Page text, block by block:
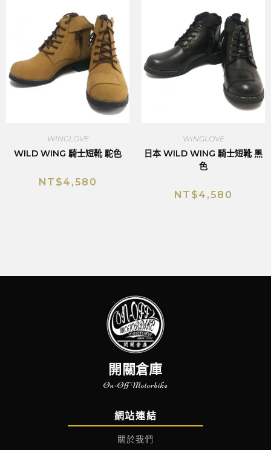
WINGLOVE
WILD WING 騎士短靴 駝色
NT$4,580
WINGLOVE
日本 WILD WING 騎士短靴 黑
色
NT$4,580
開關倉庫
On-Off Motorbike
網站連結
關於我們